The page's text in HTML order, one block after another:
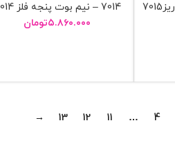
7014 – نيم بوت پنجه فلز 7014
۵.۸۶۰.۰۰۰تومان
4
…
11
12
13
→